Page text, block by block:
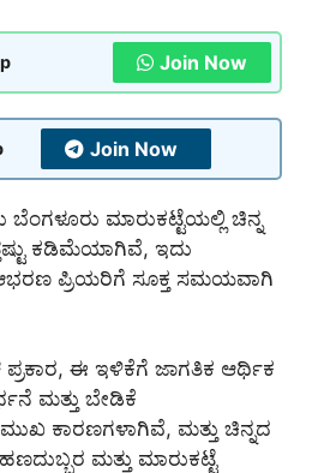
Join Now
Join Now
ಬೆಂಗಳೂರು ಮಾರುಕಟ್ಟೆಯಲ್ಲಿ ಚಿನ್ನ
ಕಡಿಮೆಯಾಗಿವೆ, ಇದು
ಪ್ರಿಯರಿಗೆ ಸೂಕ್ತ ಸಮಯವಾಗಿ
ಈ ಇಳಿಕೆಗೆ ಜಾಗತಿಕ ಆರ್ಥಿಕ
ಮತ್ತು ಬೇಡಿಕೆ
ಕಾರಣಗಳಾಗಿವೆ, ಮತ್ತು ಚಿನ್ನದ
ಮತ್ತು ಮಾರುಕಟ್ಟೆ